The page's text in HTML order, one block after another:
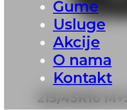
Gume
Usluge
Akcije
O nama
Kontakt
215/45R16